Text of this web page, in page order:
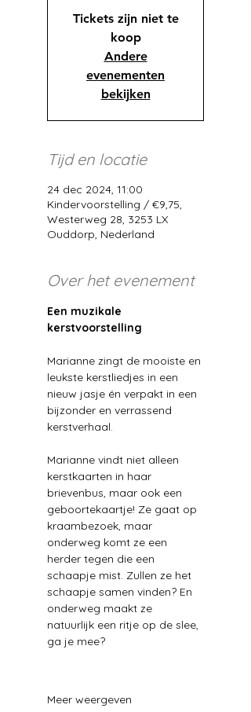
Tickets zijn niet te
koop
Andere
evenementen
bekijken
Tijd en locatie
24 dec 2024, 11:00
Kindervoorstelling / €9,75,
Westerweg 28, 3253 LX
Ouddorp, Nederland
Over het evenement
Een muzikale
kerstvoorstelling
Marianne zingt de mooiste en
leukste kerstliedjes in een
nieuw jasje én verpakt in een
bijzonder en verrassend
kerstverhaal.
Marianne vindt niet alleen
kerstkaarten in haar
brievenbus, maar ook een
geboortekaartje! Ze gaat op
kraambezoek, maar
onderweg komt ze een
herder tegen die een
schaapje mist. Zullen ze het
schaapje samen vinden? En
onderweg maakt ze
natuurlijk een ritje op de slee,
ga je mee?
Meer weergeven